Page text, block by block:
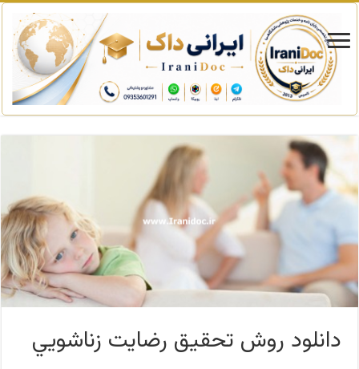
دانلود روش تحقیق رضايت زناشويي